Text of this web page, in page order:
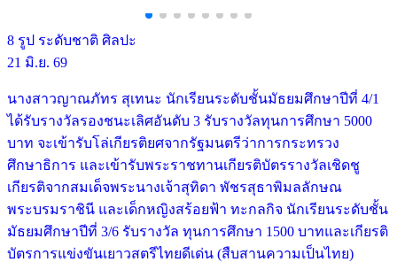
8 รูป ระดับชาติ ศิลปะ
21 มิ.ย. 69
นางสาวญาณภัทร สุเทนะ นักเรียนระดับชั้นมัธยมศึกษาปีที่ 4/1
ได้รับรางวัลรองชนะเลิศอันดับ 3 รับรางวัลทุนการศึกษา 5000
บาท จะเข้ารับโล่เกียรติยศจากรัฐมนตรีว่าการกระทรวง
ศึกษาธิการ และเข้ารับพระราชทานเกียรติบัตรรางวัลเชิดชู
เกียรติจากสมเด็จพระนางเจ้าสุทิดา พัชรสุธาพิมลลักษณ
พระบรมราชินี และเด็กหญิงสร้อยฟ้า ทะกลกิจ นักเรียนระดับชั้น
มัธยมศึกษาปีที่ 3/6 รับรางวัล ทุนการศึกษา 1500 บาทและเกียรติ
บัตรการแข่งขันเยาวสตรีไทยดีเด่น (สืบสานความเป็นไทย)